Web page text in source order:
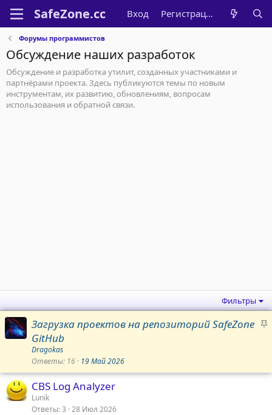
Вход Регистрация
Форумы программистов
Обсуждение наших разработок
Обсуждение и разработка утилит, созданных участниками и
партнёрами проекта. Здесь публикуются темы по новым
инструментам, их развитию, обновлениям, вопросам
использования и обратной связи.
Фильтры
З
е
Загрузка проектов на репозиторий SafeZone
GitHub
Dragokas
Ответы 16 19 Май 2026
CBS Log Analyzer
Lunik
Ответы 3 28 Июл 2026